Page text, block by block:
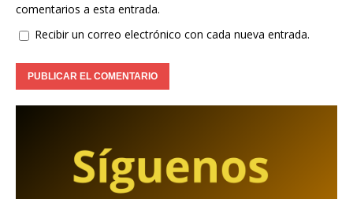
comentarios a esta entrada.
Recibir un correo electrónico con cada nueva entrada.